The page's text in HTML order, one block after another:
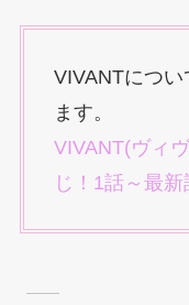
VIVANTにつ
ます。
VIVANT(ヴィ
じ！1話～最